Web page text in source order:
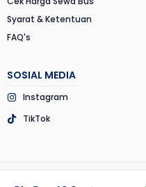
Syarat & Ketentuan
FAQ's
SOSIAL MEDIA
Instagram
TikTok